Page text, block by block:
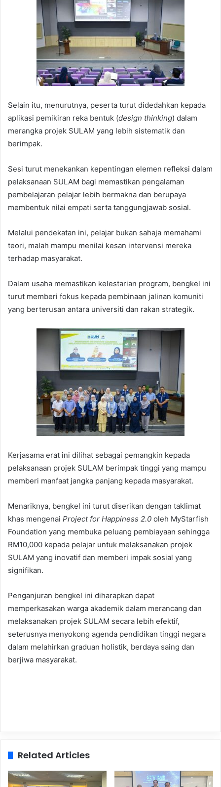
Selain itu, menurutnya, peserta turut didedahkan kepada
aplikasi pemikiran reka bentuk (design thinking) dalam
merangka projek SULAM yang lebih sistematik dan
berimpak.
Sesi turut menekankan kepentingan elemen refleksi dalam
pelaksanaan SULAM bagi memastikan pengalaman
pembelajaran pelajar lebih bermakna dan berupaya
membentuk nilai empati serta tanggungjawab sosial.
Melalui pendekatan ini, pelajar bukan sahaja memahami
teori, malah mampu menilai kesan intervensi mereka
terhadap masyarakat.
Dalam usaha memastikan kelestarian program, bengkel ini
turut memberi fokus kepada pembinaan jalinan komuniti
yang berterusan antara universiti dan rakan strategik.
Kerjasama erat ini dilihat sebagai pemangkin kepada
pelaksanaan projek SULAM berimpak tinggi yang mampu
memberi manfaat jangka panjang kepada masyarakat.
Menariknya, bengkel ini turut diserikan dengan taklimat
khas mengenai Project for Happiness 2.0 oleh MyStarfish
Foundation yang membuka peluang pembiayaan sehingga
RM10,000 kepada pelajar untuk melaksanakan projek
SULAM yang inovatif dan memberi impak sosial yang
signifikan.
Penganjuran bengkel ini diharapkan dapat
memperkasakan warga akademik dalam merancang dan
melaksanakan projek SULAM secara lebih efektif,
seterusnya menyokong agenda pendidikan tinggi negara
dalam melahirkan graduan holistik, berdaya saing dan
berjiwa masyarakat.
Related Articles